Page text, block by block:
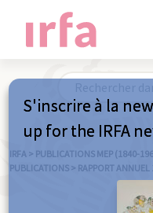
IRFA > PUBLICATIONS MEP (1840-
PUBLICATIONS > RAPPORT ANNUEL
S'inscrire à la
up for the IRFA